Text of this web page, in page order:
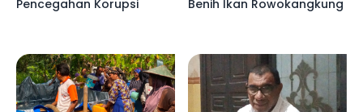
Pencegahan Korupsi
Benih Ikan Rowokangkung